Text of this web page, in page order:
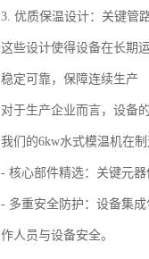
3. 优质保温设计：关键管
这些设计使得设备在长期
稳定可靠，保障连续生产
对于生产企业而言，设备
我们的6kw水式模温机在
- 核心部件精选：关键元
- 多重安全防护：设备集
作人员与设备安全。